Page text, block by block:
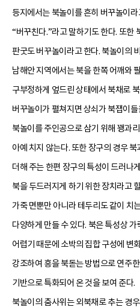
등지에서는 북놀이를 흔히 버꾸놀이
“버꾸친다.”라고 말하기도 한다. 또한
판굿도 버꾸놀이라고 한다. 북놀이의
남해안 지역에서는 북을 한쪽 어깨와
구부정하게 엎드린 상태에서 북채로
버꾸놀이가 펼쳐지면 상쇠가 북잽이
북놀이를 주인공으로 삼기 위해 꽹과
아예 치지 않는다. 또한 장구의 경우
더해 주는 한편 장구의 특성이 드러나
북을 두드러지게 하기 위한 장치라고
가죽 면뿐만 아니라 테두리도 같이 치
다양하게 만들 수 있다. 북은 특성상
어렵기 때문에 소박의 집합 구성에 변
강조하여 흥을 북돋는 방법으로 연주
기반으로 특화되어 온 것을 보여 준다.
북놀이의 춤사위는 외북채로 추는 경